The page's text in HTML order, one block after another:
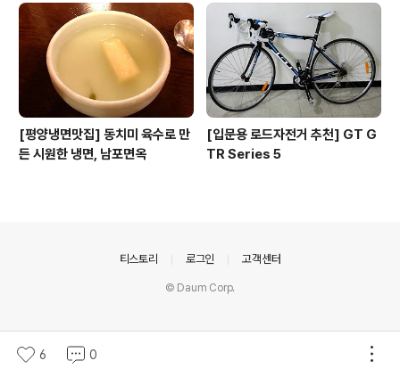
[평양냉면맛집] 동치미 육수로 만
든 시원한 냉면, 남포면옥
[입문용 로드자전거 추천] GT G
TR Series 5
6 0
티스토리 로그인 고객센터
© Daum Corp.